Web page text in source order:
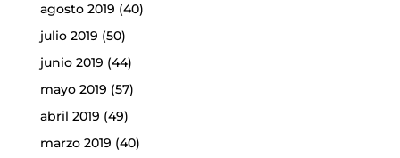
agosto 2019 (40)
julio 2019 (50)
junio 2019 (44)
mayo 2019 (57)
abril 2019 (49)
marzo 2019 (40)